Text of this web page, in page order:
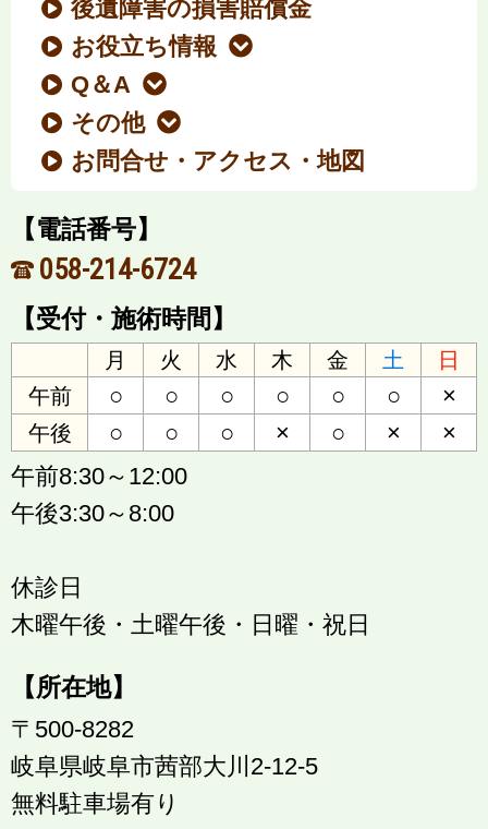
後遺障害の損害賠償金
お役立ち情報
Q＆A
その他
お問合せ・アクセス・地図
【電話番号】
058-214-6724
【受付・施術時間】
月 火 水 木 金 土
日
午前
○ ○ ○ ○ ○ ○ ×
午後 ○ ○ ○ × ○ ×
×
午前8:30～12:00
午後3:30～8:00
休診日
木曜午後・土曜午後・日曜・祝日
【所在地】
〒500-8282
岐阜県岐阜市茜部大川2-12-5
無料駐車場有り